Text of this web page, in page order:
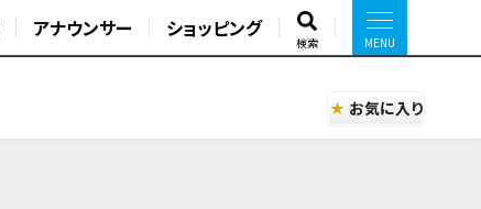
アナウンサー ショッピング
検索
お気に入り